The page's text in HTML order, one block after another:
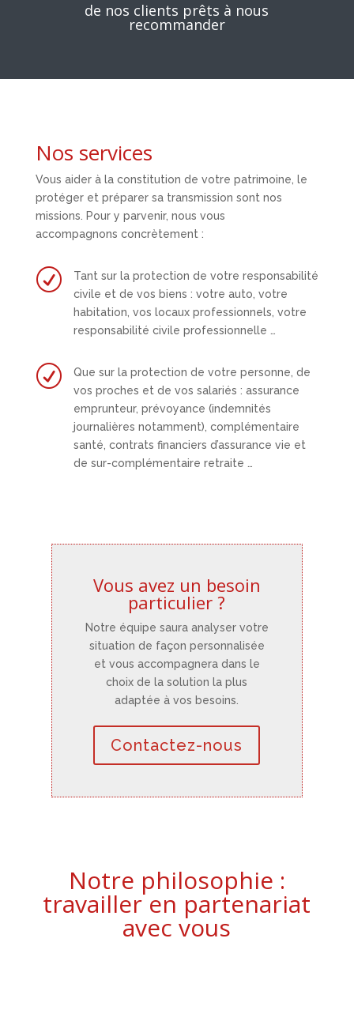
de nos clients prêts à nous
recommander
Nos services
Vous aider à la constitution de votre patrimoine, le
protéger et préparer sa transmission sont nos
missions. Pour y parvenir, nous vous
accompagnons concrètement :
R
Tant sur la protection de votre responsabilité
civile et de vos biens : votre auto, votre
habitation, vos locaux professionnels, votre
responsabilité civile professionnelle …
R
Que sur la protection de votre personne, de
vos proches et de vos salariés : assurance
emprunteur, prévoyance (indemnités
journalières notamment), complémentaire
santé, contrats financiers d’assurance vie et
de sur-complémentaire retraite …
Vous avez un besoin
particulier ?
Notre équipe saura analyser votre
situation de façon personnalisée
et vous accompagnera dans le
choix de la solution la plus
adaptée à vos besoins.
Contactez-nous
Notre philosophie :
travailler en partenariat
avec vous